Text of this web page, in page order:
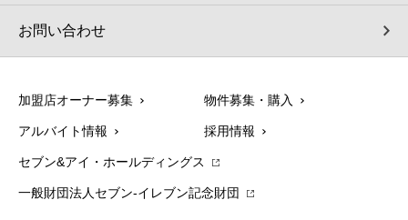
お問い合わせ
加盟店オーナー募集 物件募集・購入
アルバイト情報 採用情報
セブン&アイ・ホールディングス
一般財団法人セブン-イレブン記念財団